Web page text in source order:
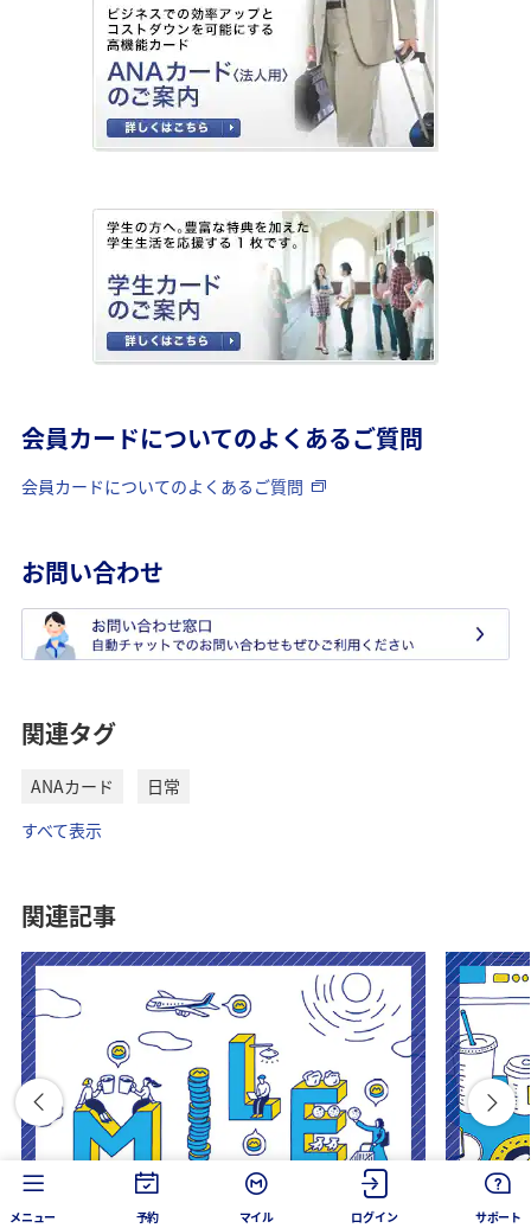
会員カードについてのよくあるご質問
会員カードについてのよくあるご質問
お問い合わせ
関連タグ
ANAカード
日常
すべて表示
関連記事
メニュー 予約 マイル ログイン サポート